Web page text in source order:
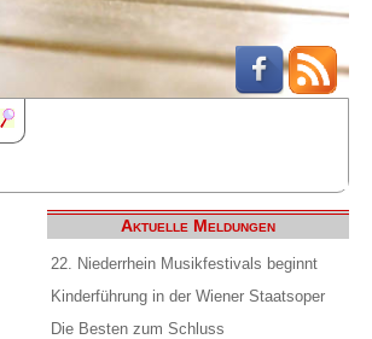
Aktuelle Meldungen
22. Niederrhein Musikfestivals beginnt
Kinderführung in der Wiener Staatsoper
Die Besten zum Schluss